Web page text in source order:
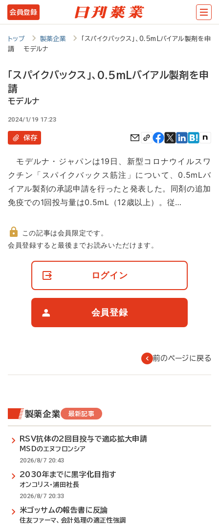
メ
イ
コ
テ
ツ
に
会員登録
トップ 製薬企業
「スパイクバックス」、0.5mLバイアル製剤を申
請 モデルナ
「スパイクバックス」、0.5mLバイアル製剤を申
請
モデルナ
2024/1/19 17:23
保存
モデルナ・ジャパンは19日、新型コロナウイルスワ
クチン「スパイクバックス筋注」について、0.5mLバ
イアル製剤の承認申請を行ったと発表した。同剤の追加
免疫での1回投与量は0.5mL（12歳以上）。従…
非
この記事は会員限定です。
会員登録すると最後までお読みいただけます。
ログイン
会員登録
前のページに戻る
製薬企業 最新記事
RSV抗体の2回目投与で適応拡大申請
MSDのエヌフロンシア
2026/8/7 20:43
2030年までに黒字化目指す
オンコリス・浦田社長
2026/8/7 20:33
米ゴッサムの報告書に反論
住友ファーマ、会計処理の適正性強調